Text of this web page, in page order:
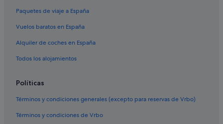
Paquetes de viaje a España
Vuelos baratos en España
Alquiler de coches en España
Todos los alojamientos
Políticas
Términos y condiciones generales (excepto para reservas de Vrbo)
Términos y condiciones de Vrbo